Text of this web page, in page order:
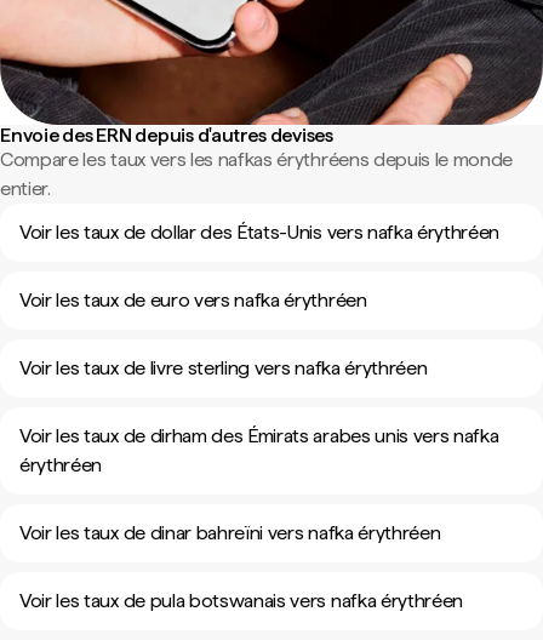
Envoie des ERN depuis d'autres devises
Compare les taux vers les nafkas érythréens depuis le monde
entier.
Voir les taux de dollar des États-Unis vers nafka érythréen
Voir les taux de euro vers nafka érythréen
Voir les taux de livre sterling vers nafka érythréen
Voir les taux de dirham des Émirats arabes unis vers nafka
érythréen
Voir les taux de dinar bahreïni vers nafka érythréen
Voir les taux de pula botswanais vers nafka érythréen